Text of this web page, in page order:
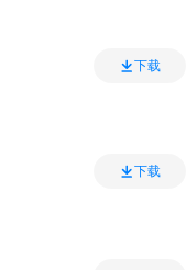
下载
下载